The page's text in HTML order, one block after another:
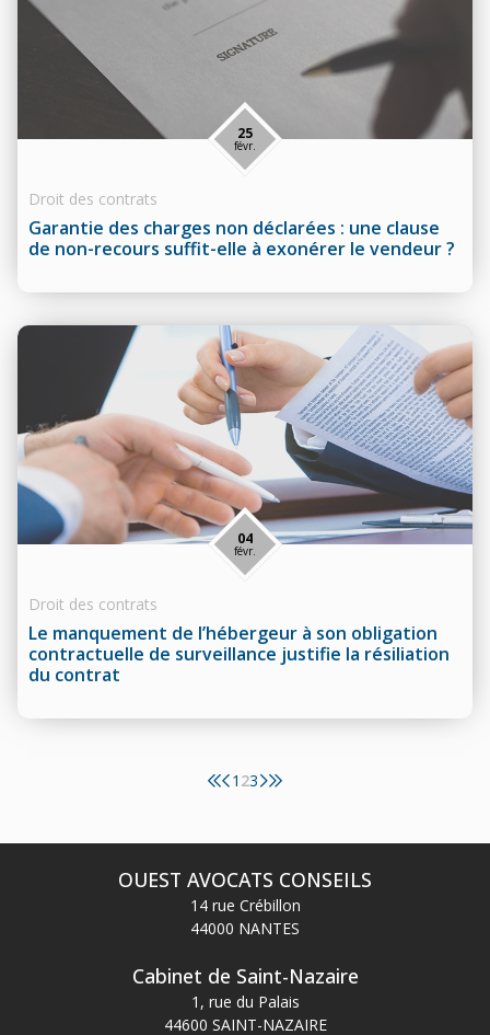
Garantie des charges non déclarées : une clause
de non-recours suffit-elle à exonérer le vendeur ?
25
févr.
Droit des contrats
Le manquement de l’hébergeur à son obligation
contractuelle de surveillance justifie la résiliation
du contrat
04
févr.
Droit des contrats
1 23
OUEST AVOCATS CONSEILS
14 rue Crébillon
44000 NANTES
Cabinet de Saint-Nazaire
1, rue du Palais
44600 SAINT-NAZAIRE